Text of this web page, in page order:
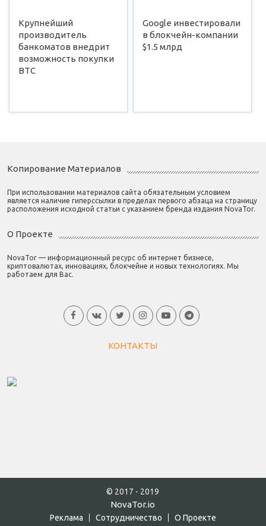
Крупнейший
производитель
банкоматов внедрит
возможность покупки
BTC
Google инвестировали
в блокчейн-компании
$1.5 млрд
Копирование Материалов
При использовании материалов сайта обязательным условием
является наличие гиперссылки в пределах первого абзаца на страницу
расположения исходной статьи с указанием бренда издания NovaTor.
О Проекте
NovaTor — информационный ресурс об интернет бизнесе,
криптовалютах, инновациях, блокчейне и новых технологиях. Мы
работаем для Вас.
КОНТАКТЫ
© 2017 - 2019
NovaTor.io
Реклама Cотрудничество О Проекте